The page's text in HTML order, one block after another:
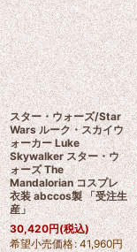
スター・ウォーズ/Star
Wars ルーク・スカイウ
ォーカー Luke
Skywalker スター・ウ
ォーズ The
Mandalorian コスプレ
衣装 abccos製 「受注生
産」
30,420円(税込)
希望小売価格: 41,960円